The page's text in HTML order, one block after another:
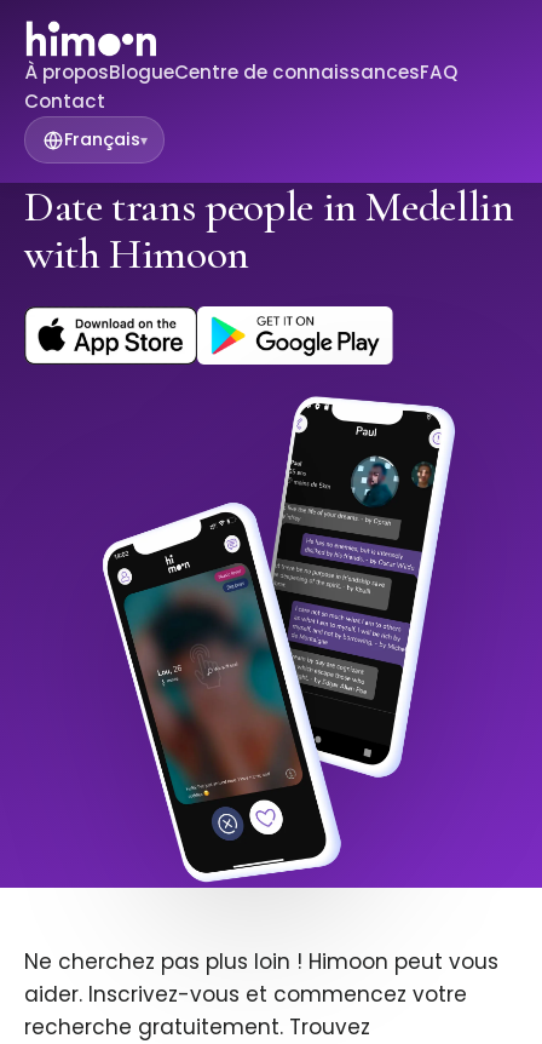
À proposBlogueCentre de connaissancesFAQ
Contact
Français▾
Date trans people in Medellin
with Himoon
Ne cherchez pas plus loin ! Himoon peut vous
aider. Inscrivez-vous et commencez votre
recherche gratuitement. Trouvez